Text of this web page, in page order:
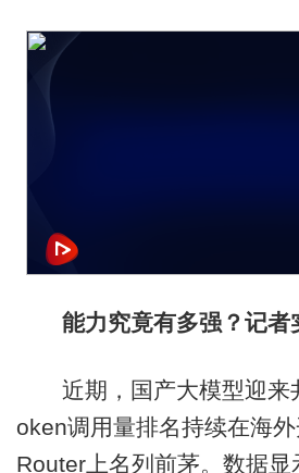
能力究竟有多强？记者
近期，国产大模型迎来
oken调用量排名持续在海
Router上名列前茅。数据显